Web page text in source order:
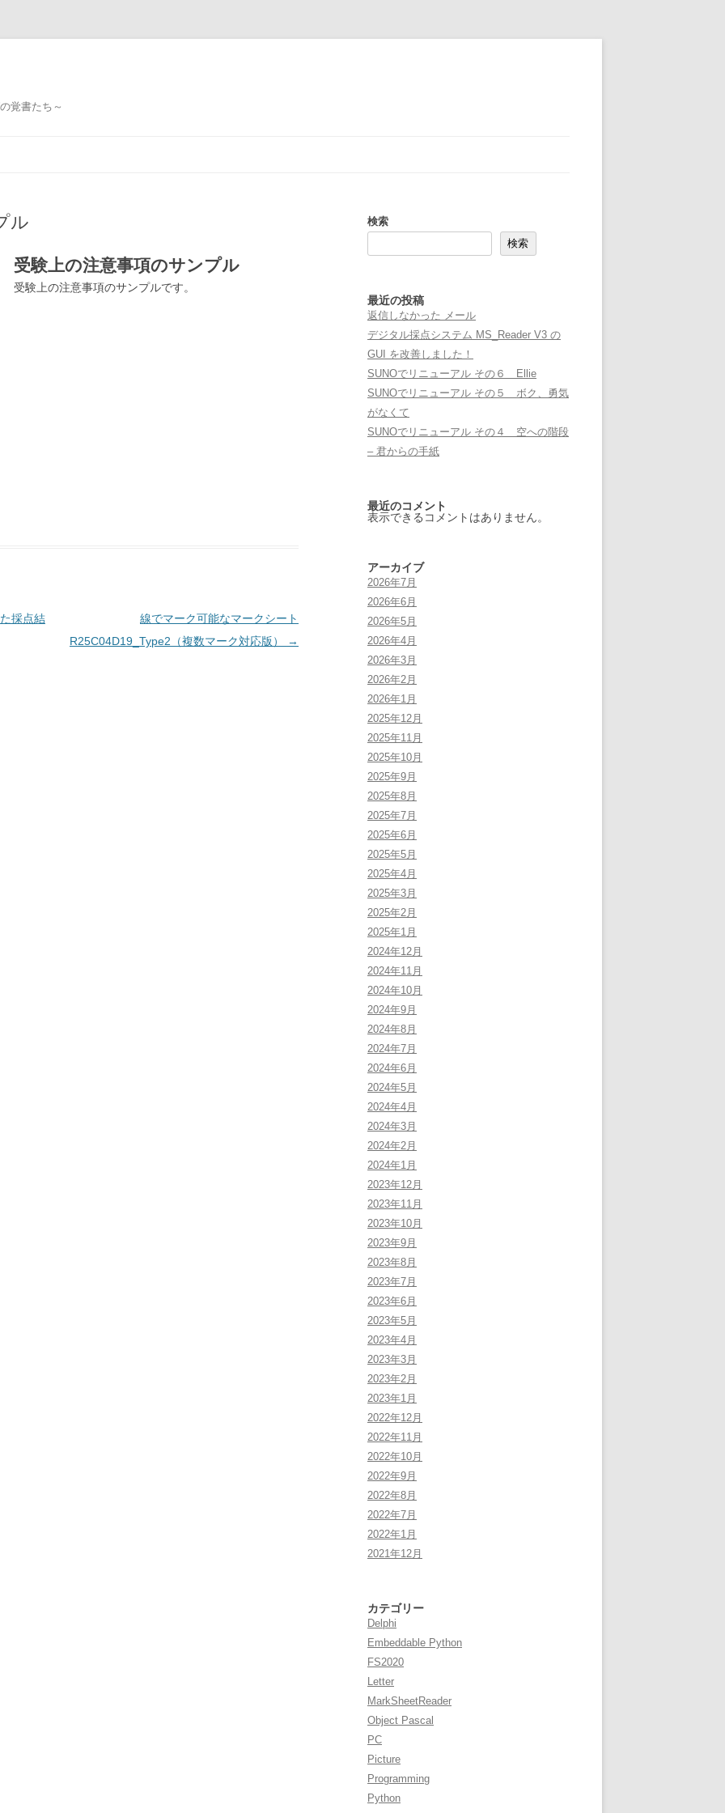
覚書たち～
ル
受験上の注意事項のサンプル
受験上の注意事項のサンプルです。
採点結
線でマーク可能なマークシート
R25C04D19_Type2（複数マーク対応版）
→
検索
検索
最近の投稿
返信しなかった メール
デジタル採点システム MS_Reader V3 の
GUI を改善しました！
SUNOでリニューアル その６ Ellie
SUNOでリニューアル その５ ボク、勇気
がなくて
SUNOでリニューアル その４ 空への階段
– 君からの手紙
最近のコメント
表示できるコメントはありません。
アーカイブ
2026年7月
2026年6月
2026年5月
2026年4月
2026年3月
2026年2月
2026年1月
2025年12月
2025年11月
2025年10月
2025年9月
2025年8月
2025年7月
2025年6月
2025年5月
2025年4月
2025年3月
2025年2月
2025年1月
2024年12月
2024年11月
2024年10月
2024年9月
2024年8月
2024年7月
2024年6月
2024年5月
2024年4月
2024年3月
2024年2月
2024年1月
2023年12月
2023年11月
2023年10月
2023年9月
2023年8月
2023年7月
2023年6月
2023年5月
2023年4月
2023年3月
2023年2月
2023年1月
2022年12月
2022年11月
2022年10月
2022年9月
2022年8月
2022年7月
2022年1月
2021年12月
カテゴリー
Delphi
Embeddable Python
FS2020
Letter
MarkSheetReader
Object Pascal
PC
Picture
Programming
Python